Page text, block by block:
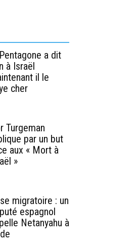
a dit
à Israël
il le
cher
Turgeman
par un but
aux « Mort à
»
migratoire : un
espagnol
Netanyahu à